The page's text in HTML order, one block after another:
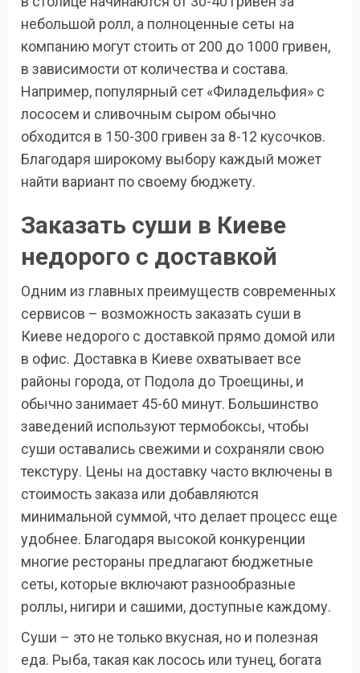
небольшой ролл, а полноценные сеты на
компанию могут стоить от 200 до 1000 гривен,
в зависимости от количества и состава.
Например, популярный сет «Филадельфия» с
лососем и сливочным сыром обычно
обходится в 150-300 гривен за 8-12 кусочков.
Благодаря широкому выбору каждый может
найти вариант по своему бюджету.
Заказать суши в Киеве
недорого с доставкой
Одним из главных преимуществ современных
сервисов – возможность заказать суши в
Киеве недорого с доставкой прямо домой или
в офис. Доставка в Киеве охватывает все
районы города, от Подола до Троещины, и
обычно занимает 45-60 минут. Большинство
заведений используют термобоксы, чтобы
суши оставались свежими и сохраняли свою
текстуру. Цены на доставку часто включены в
стоимость заказа или добавляются
минимальной суммой, что делает процесс еще
удобнее. Благодаря высокой конкуренции
многие рестораны предлагают бюджетные
сеты, которые включают разнообразные
роллы, нигири и сашими, доступные каждому.
Суши – это не только вкусная, но и полезная
еда. Рыба, такая как лосось или тунец, богата